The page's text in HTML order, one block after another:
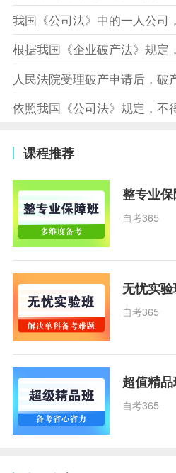
我国《公司法》中的一人公司
根据我国《企业破产法》规定
人民法院受理破产申请后，破
依照我国《公司法》规定，不
课程推荐
整专业
自考365
无忧实
自考365
超值精
自考365